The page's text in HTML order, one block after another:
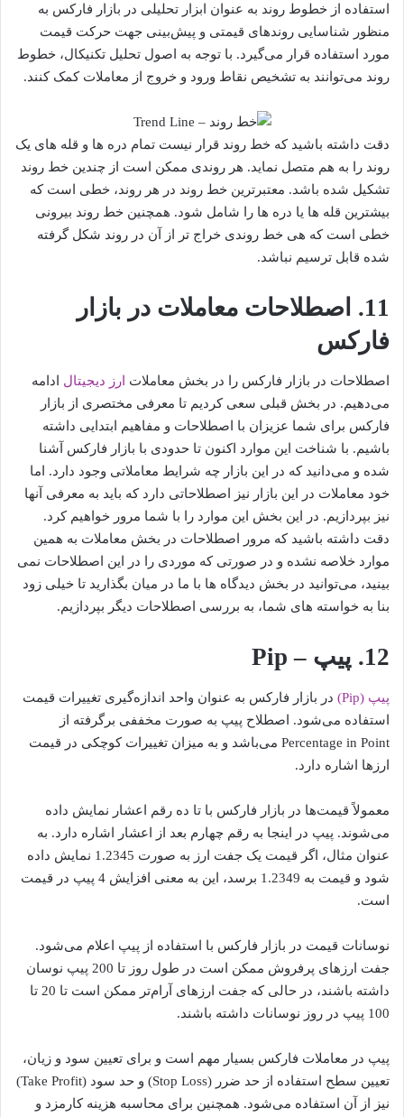
استفاده از خطوط روند به عنوان ابزار تحلیلی در بازار فارکس به
منظور شناسایی روندهای قیمتی و پیش‌بینی جهت حرکت قیمت
مورد استفاده قرار می‌گیرد. با توجه به اصول تحلیل تکنیکال، خطوط
روند می‌توانند به تشخیص نقاط ورود و خروج از معاملات کمک کنند.
دقت داشته باشید که خط روند قرار نیست تمام دره ها و قله های یک
روند را به هم متصل نماید. هر روندی ممکن است از چندین خط روند
تشکیل شده باشد. معتبرترین خط روند در هر روند، خطی است که
بیشترین قله ها یا دره ها را شامل شود. همچنین خط روند بیرونی
خطی است که هی خط روندی خراج تر از آن در روند شکل گرفته
شده قابل ترسیم نباشد.
11. اصطلاحات معاملات در بازار
فارکس
اصطلاحات در بازار فارکس را در بخش معاملات ارز دیجیتال
ادامه
می‌دهیم. در بخش قبلی سعی کردیم تا معرفی مختصری از بازار
فارکس برای شما عزیزان با اصطلاحات و مفاهیم ابتدایی داشته
باشیم. با شناخت این موارد اکنون تا حدودی با بازار فارکس آشنا
شده و می‌دانید که در این بازار چه شرایط معاملاتی وجود دارد. اما
خود معاملات در این بازار نیز اصطلاحاتی دارد که باید به معرفی آنها
نیز بپردازیم. در این بخش این موارد را با شما مرور خواهیم کرد.
دقت داشته باشید که مرور اصطلاحات در بخش معاملات به همین
موارد خلاصه نشده و در صورتی که موردی را در این اصطلاحات نمی
بینید، می‌توانید در بخش دیدگاه ها با ما در میان بگذارید تا خیلی زود
بنا به خواسته های شما، به بررسی اصطلاحات دیگر بپردازیم.
12. پیپ – Pip
پیپ (Pip)
در بازار فارکس به عنوان واحد اندازه‌گیری تغییرات قیمت
استفاده می‌شود. اصطلاح پیپ به صورت مخففی برگرفته از
Percentage in Point می‌باشد و به میزان تغییرات کوچکی در قیمت
ارزها اشاره دارد.
معمولاً قیمت‌ها در بازار فارکس با تا ده رقم اعشار نمایش داده
می‌شوند. پیپ در اینجا به رقم چهارم بعد از اعشار اشاره دارد. به
عنوان مثال، اگر قیمت یک جفت ارز به صورت 1.2345 نمایش داده
شود و قیمت به 1.2349 برسد، این به معنی افزایش 4 پیپ در قیمت
است.
نوسانات قیمت در بازار فارکس با استفاده از پیپ اعلام می‌شود.
جفت ارزهای پرفروش ممکن است در طول روز تا 200 پیپ نوسان
داشته باشند، در حالی که جفت ارزهای آرام‌تر ممکن است تا 20 تا
100 پیپ در روز نوسانات داشته باشند.
پیپ در معاملات فارکس بسیار مهم است و برای تعیین سود و زیان،
تعیین سطح استفاده از حد ضرر (Stop Loss) و حد سود (Take Profit)
نیز از آن استفاده می‌شود. همچنین برای محاسبه هزینه کارمزد و